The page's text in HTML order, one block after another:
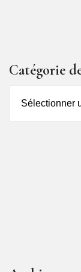
Catégorie
des